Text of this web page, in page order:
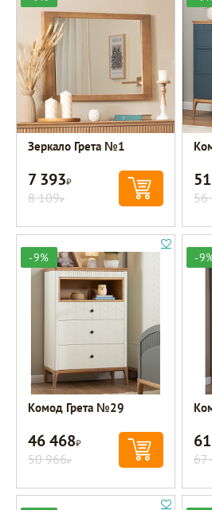
Зеркало Грета №1
7 393Р
8 109Р 56
-9%
Комод Грета №29
46 468Р
50 966Р
-
67